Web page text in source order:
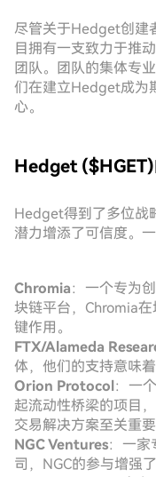
尽管关于Hedget创建
目拥有一支致力于推
团队。团队的集体专
们在建立Hedget成为
心。
Hedget
Hedget得到了多位战
潜力增添了可信度。
Chromia：一个专为
块链平台，Chromia
键作用。
FTX/Alameda
体，他们的支持意味
Orion Protocol：一
起流动性桥梁的项目
交易解决方案至关重要
NGC Ventures：一家
司，NGC的参与增强